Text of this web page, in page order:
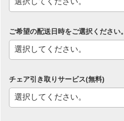
ご希望の配送日時をご選択ください。
チェア引き取りサービス(無料)